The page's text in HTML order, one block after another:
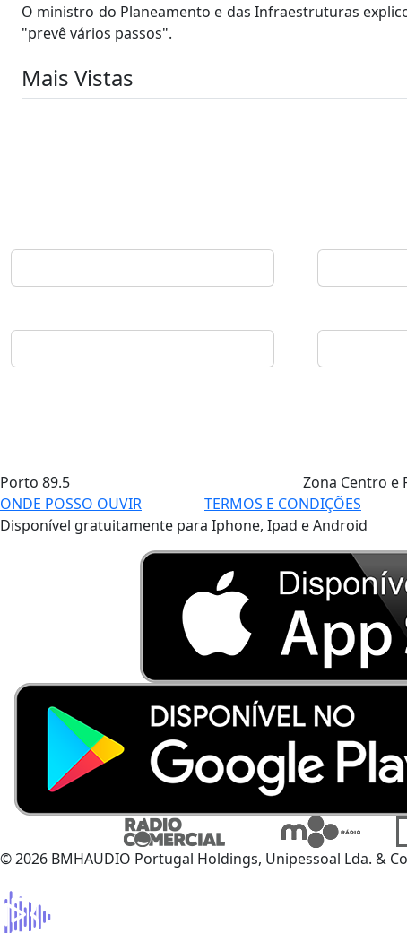
O ministro do Planeamento e das Infraestruturas
"prevê vários passos".
Mais Vistas
Porto 89.5 Zona Centro e
ONDE POSSO OUVIR
TERMOS E CONDIÇÕES
Disponível gratuitamente para Iphone, Ipad e Android
© 2026 BMHAUDIO Portugal Holdings, Unipessoal Lda. &